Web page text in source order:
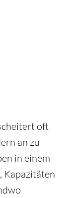
oft
an zu
in einem
Kapazitäten